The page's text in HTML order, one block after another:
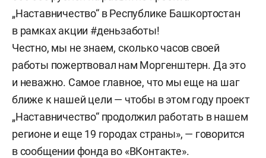
„Наставничество“ в Республике Башкортостан
в рамках акции #деньзаботы!
Честно, мы не знаем, сколько часов своей
работы пожертвовал нам Моргенштерн. Да это
и неважно. Самое главное, что мы еще на шаг
ближе к нашей цели — чтобы в этом году проект
„Наставничество“ продолжил работать в нашем
регионе и еще 19 городах страны», — говорится
в сообщении фонда во «ВКонтакте».